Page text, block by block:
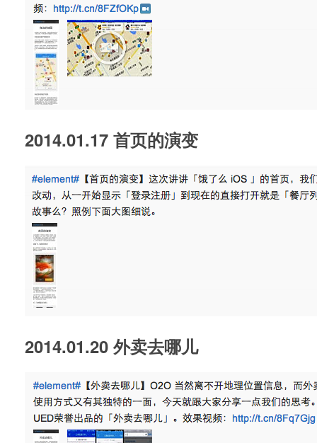
2014.01.17 首页的演变
2014.01.20 外卖去哪儿